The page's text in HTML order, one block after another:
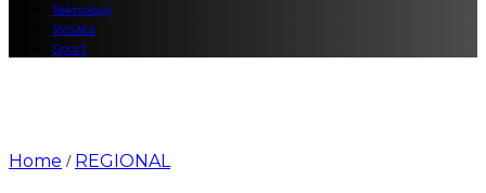
Teknologi
Wisata
Sport
Home / REGIONAL